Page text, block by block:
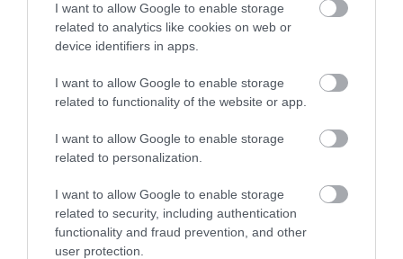
I want to allow Google to enable storage
related to analytics like cookies on web or
device identifiers in apps.
I want to allow Google to enable storage
related to functionality of the website or app.
I want to allow Google to enable storage
related to personalization.
I want to allow Google to enable storage
related to security, including authentication
functionality and fraud prevention, and other
user protection.